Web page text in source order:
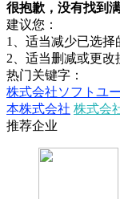
很抱歉，没有找到
建议您：
1、适当减少已选择
2、适当删减或更改
热门关键字：
株式会社ソフトユ
本株式会社 株式会
推荐企业